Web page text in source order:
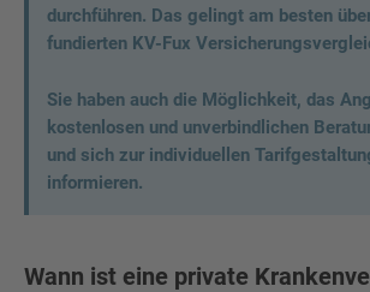
durchführen. Das gelingt am besten
fundierten KV-Fux
Sie haben auch die Möglichkeit, das
kostenlosen und unverbindlichen
und sich zur individuellen
informieren.
Wann ist eine private